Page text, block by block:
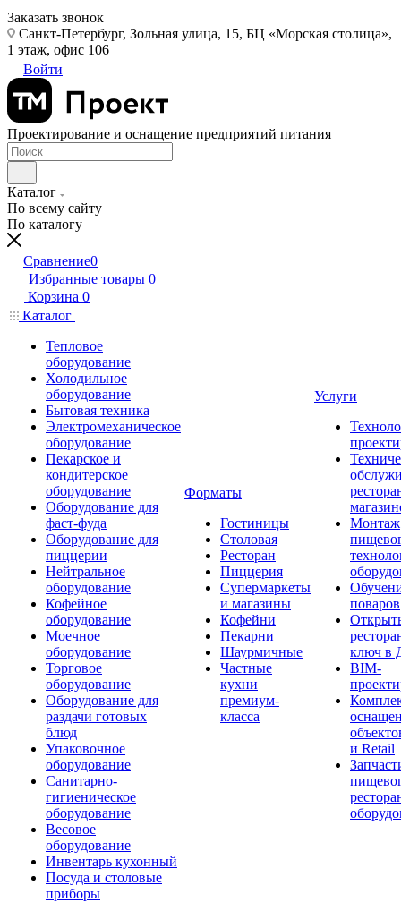
Заказать звонок
Санкт-Петербург, Зольная улица, 15, БЦ «Морская столица»,
1 этаж, офис 106
Войти
Проектирование и оснащение предприятий питания
Каталог
По всему сайту
По каталогу
Сравнение0
Избранные товары 0
Корзина 0
Каталог
Тепловое
оборудование
Холодильное
оборудование
Бытовая техника
Электромеханическое
оборудование
Пекарское и
кондитерское
оборудование
Оборудование для
фаст-фуда
Оборудование для
пиццерии
Нейтральное
оборудование
Кофейное
оборудование
Моечное
оборудование
Торговое
оборудование
Оборудование для
раздачи готовых
блюд
Упаковочное
оборудование
Санитарно-
гигиеническое
оборудование
Весовое
оборудование
Инвентарь кухонный
Посуда и столовые
приборы
Форматы
Гостиницы
Столовая
Ресторан
Пиццерия
Супермаркеты
и магазины
Кофейни
Пекарни
Шаурмичные
Частные
кухни
премиум-
класса
Услуги
Монтаж
поваров
ключ в
BIM-
и Retail